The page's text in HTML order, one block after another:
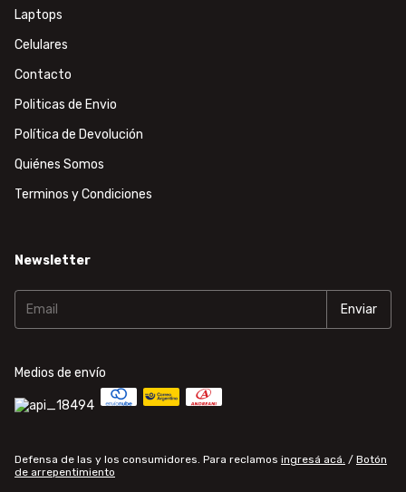
Laptops
Celulares
Contacto
Politicas de Envio
Política de Devolución
Quiénes Somos
Terminos y Condiciones
Newsletter
Medios de envío
Defensa de las y los consumidores. Para reclamos ingresá acá. / Botón
de arrepentimiento